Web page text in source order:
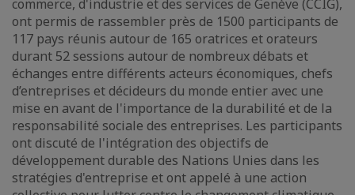
commerce, d'industrie et des services de Genève (CCIG),
ont permis de rassembler près de 1500 participants de
117 pays réunis autour de 165 oratrices et orateurs
durant 52 sessions autour de nombreux débats et
échanges entre différents acteurs économiques, chefs
d’entreprises et décideurs du monde entier avec une
mise en avant de l'importance de la durabilité et de la
responsabilité sociale des entreprises. Les participants
ont discuté de l'intégration des objectifs de
développement durable des Nations Unies dans les
stratégies d'entreprise et ont appelé à une action